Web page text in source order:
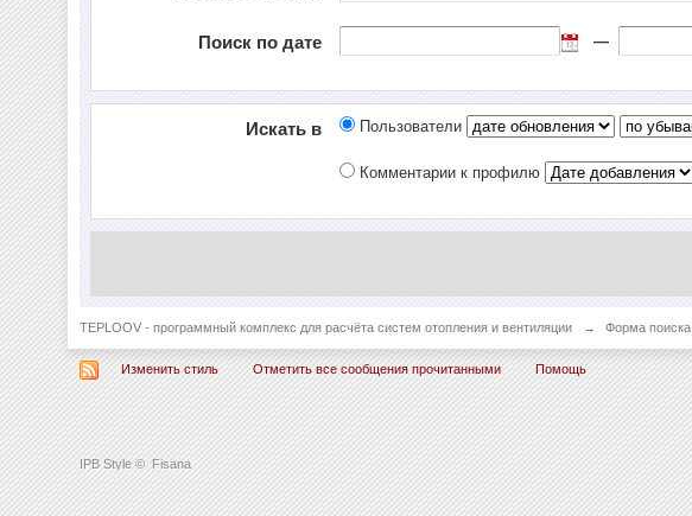
IPB Style © Fisana
Поиск по дате —
Искать в Пользователи
Комментарии к профилю
TEPLOOV - программный комплекс для расчёта систем отопления и вентиляции → Форма поиска
Изменить стиль Отметить все сообщения прочитанными Помощь